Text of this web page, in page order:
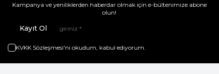
Kampanya ve yeniliklerden haberdar olmak için e-bültenimize abone
olun!
Kayıt Ol
KVKK Sözleşmesi'ni okudum, kabul ediyorum.